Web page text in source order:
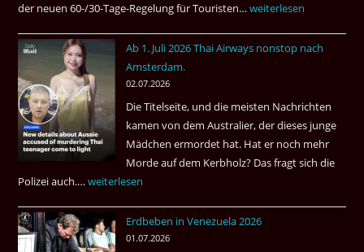
der neuen 60-/30-Tage-Regelung für Touristen…Tourismus:
Einreiseland
höchste
Kriminalität
aus?
weiterlesen
Ab 1. Juli 2026 Thai Airways nonstop nach
Amsterdam.
02.07.2026
Die Titelseite, und die meisten Nachrichten
kamen von dem Australier, der dieses junge
Mädchen ermordet hat. Hat er noch mehr
Morde auf dem Kerbholz? Das fragt sich die
Polizei auch.…Ab
Juli
2026
weiterlesen
Erdbeben in Venezuela 2026
01.07.2026